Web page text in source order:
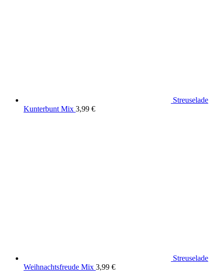
Streuselade
Kunterbunt Mix 3,99 €
Streuselade
Weihnachtsfreude Mix 3,99 €